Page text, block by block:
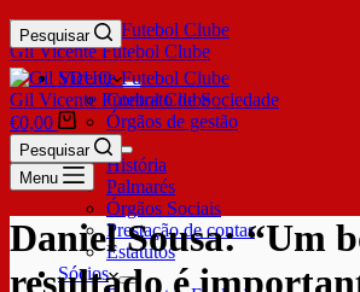
Gil Vicente Futebol Clube
Pesquisar
SDUQ
Contrato de Sociedade
Órgãos de gestão
Clube
História
Palmarés
Órgãos Sociais
Prestação de contas
Estatutos
Sócios
Gil Vicente Futebol Clube
€0,00
Pesquisar
Menu
Daniel Sousa: “Um
resultado é